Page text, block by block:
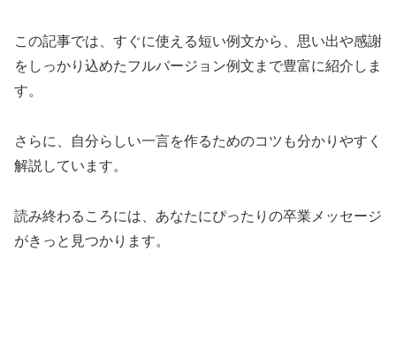
この記事では、すぐに使える短い例文から、思い出や感謝
をしっかり込めたフルバージョン例文まで豊富に紹介しま
す。
さらに、自分らしい一言を作るためのコツも分かりやすく
解説しています。
読み終わるころには、あなたにぴったりの卒業メッセージ
がきっと見つかります。